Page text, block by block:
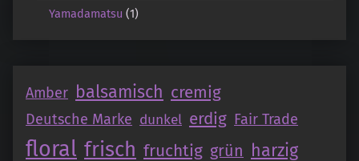
Yamadamatsu (1)
Amber balsamisch cremig
Deutsche Marke dunkel erdig Fair Trade
floral frisch fruchtig grün harzig